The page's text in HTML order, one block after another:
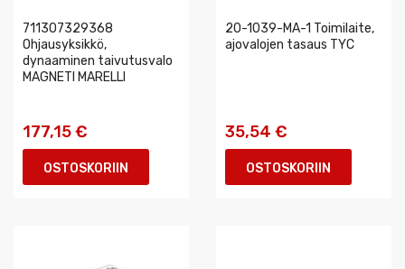
711307329368
Ohjausyksikkö,
dynaaminen taivutusvalo
MAGNETI MARELLI
177,15 €
OSTOSKORIIN
20-1039-MA-1 Toimilaite,
ajovalojen tasaus TYC
35,54 €
OSTOSKORIIN